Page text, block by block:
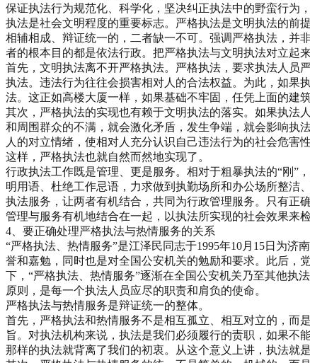
保证执法行为规范化、科学化，坚决纠正执法中的野蛮行为
执法是社会文明程度的重要标志。严格执法是文明执法的前
相辅相成、辩证统一的，二者缺一不可。强调严格执法，并
者的根本目的都是依法行政。把严格执法与文明执法对立起来
首先，文明执法离不开严格执法。严格执法，要求执法人员
执法。违法行为往往会损害相对人的合法权益。为此，如果
法。这正如高楼大厦一样，如果基础不牢固，任凭上面的建
其次，严格执法的实现也有赖于文明执法的落实。如果执法
和周围群众的不满，就会激化矛盾，发生争端，就会影响执
人的对立情绪，使相对人充分认识自己违法行为的社会危害
这样，严格执法也就自然而然地实现了。
行政执法工作既是管理、更是服务。相对于粗暴执法的“刚”
明用语、杜绝工作忌语，力求做到执勤场所和办公场所整洁
执法服务，让两者有机结合，共同为行政管理服务。只有正
管理与服务有机地结合在一起，以执法所实现的社会效果来
4、要正确处理严格执法与热情服务的关系
“严格执法、热情服务”是江泽民同志于1995年10月15日为
誉和嘉勉，同时也是对全国公安机关的勉励和要求。此后，
下，“严格执法、热情服务”逐渐在全国公安机关乃至其他执
原则，是每一个执法人员应尽的职责和肩负的使命。
严格执法与热情服务是辩证统一的整体。
首先，严格执法和热情服务不是相互孤立、相互对立的，而
旨。对执法机构来说，执法是我们必须履行的责职，如果不
那样的执法就背离了我们的初衷。从这个意义上讲，执法就